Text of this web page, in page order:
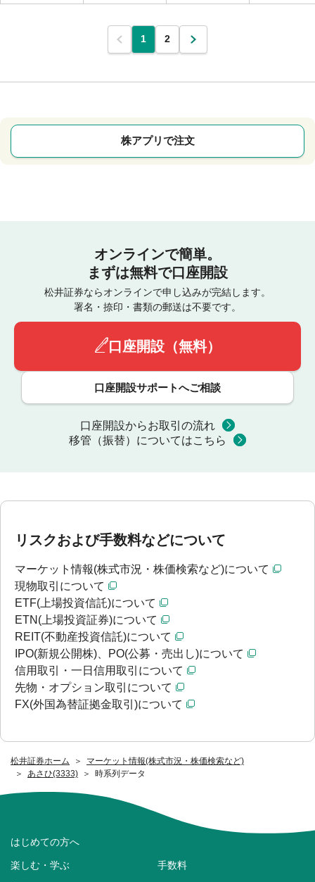
松井証券ホーム
マーケット情報(株式市況・株価検索など)
あさひ(3333)
時系列データ
1 2
株アプリで注文
オンラインで簡単。
まずは無料で口座開設
松井証券ならオンラインで申し込みが完結します。
署名・捺印・書類の郵送は不要です。
口座開設（無料）
口座開設サポートへご相談
口座開設からお取引の流れ
移管（振替）についてはこちら
リスクおよび手数料などについて
マーケット情報(株式市況・株価検索など)について
現物取引について
ETF(上場投資信託)について
ETN(上場投資証券)について
REIT(不動産投資信託)について
IPO(新規公開株)、PO(公募・売出し)について
信用取引・一日信用取引について
先物・オプション取引について
FX(外国為替証拠金取引)について
はじめての方へ
楽しむ・学ぶ 手数料